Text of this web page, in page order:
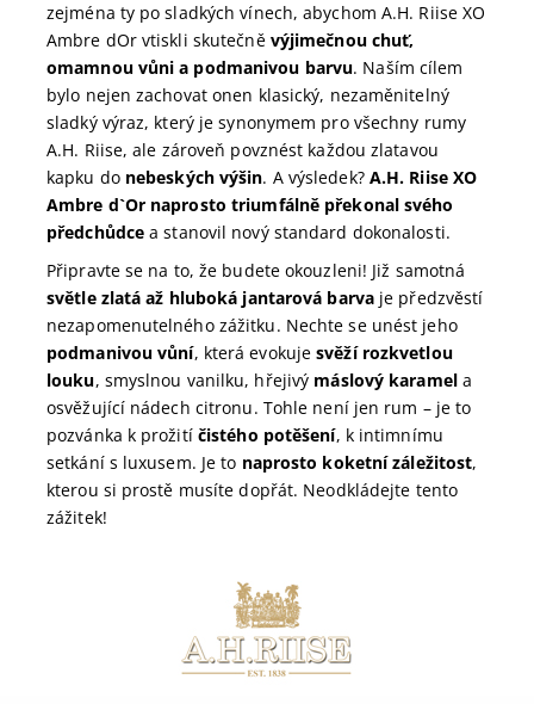
zejména ty po sladkých vínech, abychom A.H. Riise XO
Ambre dOr vtiskli skutečně výjimečnou chuť,
omamnou vůni a podmanivou barvu. Naším cílem
bylo nejen zachovat onen klasický, nezaměnitelný
sladký výraz, který je synonymem pro všechny rumy
A.H. Riise, ale zároveň povznést každou zlatavou
kapku do nebeských výšin. A výsledek? A.H. Riise XO
Ambre d`Or naprosto triumfálně překonal svého
předchůdce a stanovil nový standard dokonalosti.
Připravte se na to, že budete okouzleni! Již samotná
světle zlatá až hluboká jantarová barvaje předzvěstí
nezapomenutelného zážitku. Nechte se unést jeho
podmanivou vůní, která evokujesvěží rozkvetlou
louku, smyslnou vanilku, hřejivý máslový karamela
osvěžující nádech citronu. Tohle není jen rum – je to
pozvánka k prožití čistého potěšení, k intimnímu
setkání s luxusem. Je to naprosto koketní záležitost,
kterou si prostě musíte dopřát. Neodkládejte tento
zážitek!